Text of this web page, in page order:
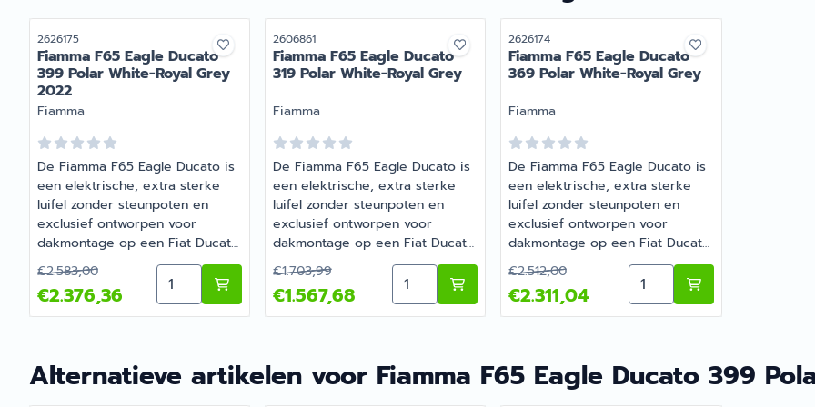
Artikelnummer
2626175
Fiamma F65 Eagle Ducato
399 Polar White-Royal Grey
2022
Merk:
Fiamma
De Fiamma F65 Eagle Ducato is
een elektrische, extra sterke
luifel zonder steunpoten en
exclusief ontworpen voor
dakmontage op een Fiat Ducato,
Citroën Jumper of Peugeot
Boxer H2 na 2006, L2, L3 of L4
lengtes. De luifel wordt
standaard geleverd met een
afstandhouders en interne
Van 2 583,00 voor 2 376,36
€2.583,00
€2.376,36
Aantal kiezen voor Fiamma F65 Eagle Ducato 399 Polar White-Royal Grey 2022
Artikelnummer
2606861
Fiamma F65 Eagle Ducato
319 Polar White-Royal Grey
Merk:
Fiamma
De Fiamma F65 Eagle Ducato is
een elektrische, extra sterke
luifel zonder steunpoten en
exclusief ontworpen voor
dakmontage op een Fiat Ducato,
Citroën Jumper of Peugeot
Boxer H2 na 2006, L2, L3 of L4
lengtes. De luifel wordt
standaard geleverd met een
afstandhouders en interne
Van 1 703,99 voor 1 567,68
€1.703,99
€1.567,68
Aantal kiezen voor Fiamma F65 Eagle Ducato 319 Polar
Artikelnummer
2626174
Fiamma F65 Eagle Ducato
369 Polar White-Royal Grey
Merk:
Fiamma
De Fiamma F65 Eagle Ducato is
een elektrische, extra sterke
luifel zonder steunpoten en
exclusief ontworpen voor
dakmontage op een Fiat Ducato,
Citroën Jumper of Peugeot
Boxer H2 na 2006, L2, L3 of L4
lengtes. De luifel wordt
standaard geleverd met een
afstandhouders en interne
tegenbeugels. De zelfdragende
Van 2 512,00 voor 2 311,04
€2.512,00
€2.311,04
Aantal kiezen voor
Alternatieve artikelen voor Fiamma F65 Eagle Ducato 399